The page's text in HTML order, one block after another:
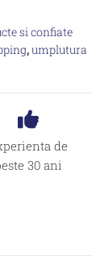
si confiate
,umplutura
de
30 ani